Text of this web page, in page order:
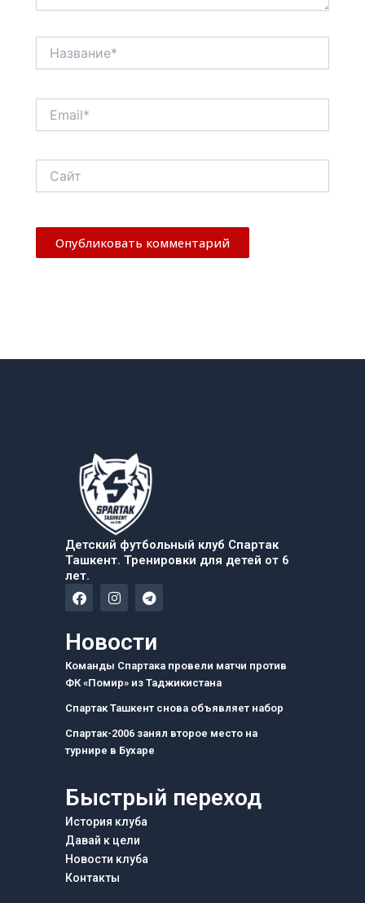
Детский футбольный клуб Спартак
Ташкент. Тренировки для детей от 6
лет.
F
a
e
b
o
k
I
n
a
g
r
a
m
T
e
g
a
m
Новости
Команды Спартака провели матчи против
ФК «Помир» из Таджикистана
Спартак Ташкент снова объявляет набор
Спартак-2006 занял второе место на
турнире в Бухаре
Быстрый переход
История клуба
Давай к цели
Новости клуба
Контакты